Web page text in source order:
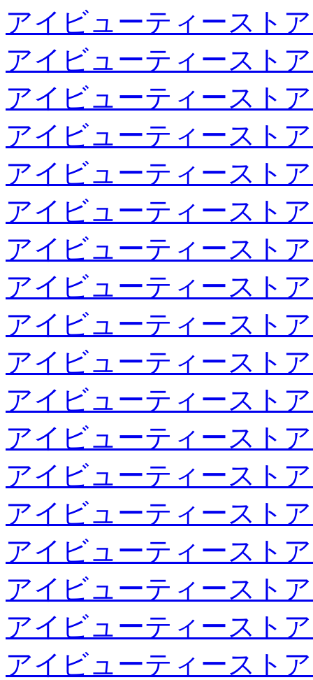
アイビューティースト
アイビューティースト
アイビューティースト
アイビューティースト
アイビューティースト
アイビューティースト
アイビューティースト
アイビューティースト
アイビューティースト
アイビューティースト
アイビューティースト
アイビューティースト
アイビューティースト
アイビューティースト
アイビューティースト
アイビューティースト
アイビューティースト
アイビューティースト